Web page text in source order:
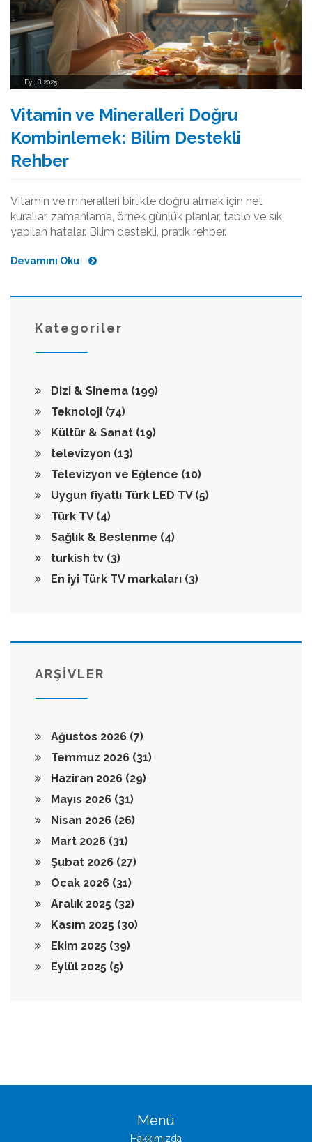
Eyl, 8 2025
Vitamin ve Mineralleri Doğru
Kombinlemek: Bilim Destekli
Rehber
Vitamin ve mineralleri birlikte doğru almak için net
kurallar, zamanlama, örnek günlük planlar, tablo ve sık
yapılan hatalar. Bilim destekli, pratik rehber.
Devamını Oku
Kategoriler
Dizi & Sinema (199)
Teknoloji (74)
Kültür & Sanat (19)
televizyon (13)
Televizyon ve Eğlence (10)
Uygun fiyatlı Türk LED TV (5)
Türk TV (4)
Sağlık & Beslenme (4)
turkish tv (3)
En iyi Türk TV markaları (3)
ARŞİVLER
Ağustos 2026 (7)
Temmuz 2026 (31)
Haziran 2026 (29)
Mayıs 2026 (31)
Nisan 2026 (26)
Mart 2026 (31)
Şubat 2026 (27)
Ocak 2026 (31)
Aralık 2025 (32)
Kasım 2025 (30)
Ekim 2025 (39)
Eylül 2025 (5)
Menü
Hakkımızda